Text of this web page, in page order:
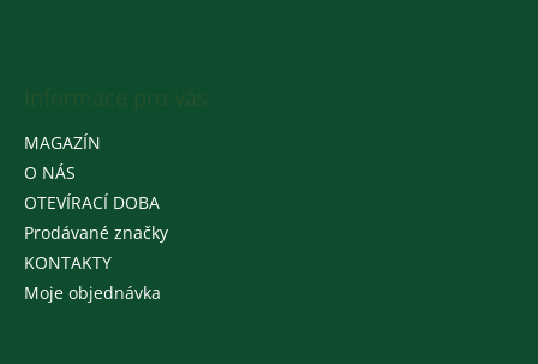
MAGAZÍN
O NÁS
OTEVÍRACÍ DOBA
Prodávané značky
KONTAKTY
Moje objednávka